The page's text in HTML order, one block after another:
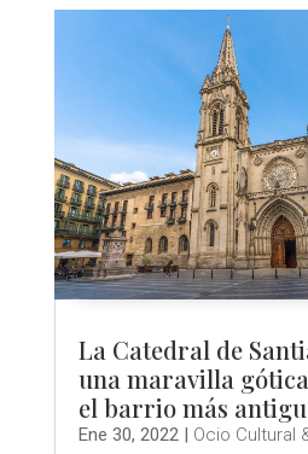
La Catedral de
una maravilla
el barrio más
Ene 30, 2022| Ocio Cultural